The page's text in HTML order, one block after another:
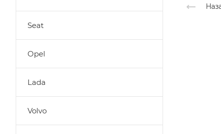
Seat
Opel
Lada
Volvo